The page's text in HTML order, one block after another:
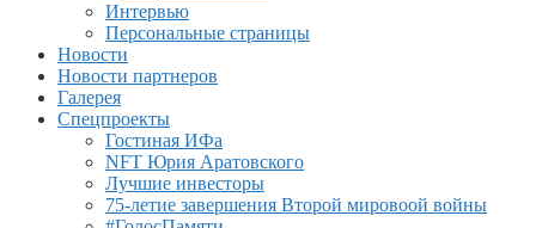
Интервью
Персональные страницы
Новости
Новости партнеров
Галерея
Спецпроекты
Гостиная ИФа
NFT Юрия Аратовского
Лучшие инвесторы
75-летие завершения Второй мировоой войны